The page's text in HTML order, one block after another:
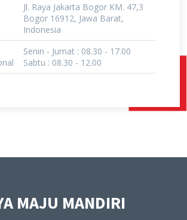
Jl. Raya Jakarta Bogor KM. 47,3
Bogor 16912, Jawa Barat,
Indonesia
Senin - Jumat : 08.30 - 17.00
Sabtu : 08.30 - 12.00
MAJU MANDIRI